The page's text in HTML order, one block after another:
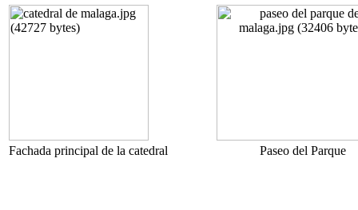
Fachada principal de la catedral Paseo del Parque